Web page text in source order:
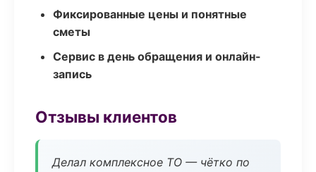
Фиксированные цены и понятные
сметы
Сервис в день обращения и онлайн-
запись
Отзывы клиентов
Делал комплексное ТО — чётко по